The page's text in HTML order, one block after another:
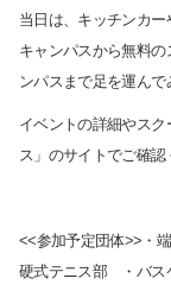
当日は、キッチンカ
キャンパスから無料
ンパスまで足を運んで
イベントの詳細やス
ス」のサイトでご確認
<<参加予定団体>>
硬式テニス部 ・バス